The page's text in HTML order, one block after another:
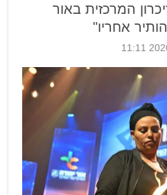
המרכזית באור
אחריו"